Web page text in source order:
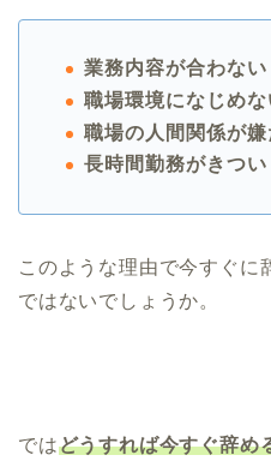
業務内容が合わない
職場環境になじめな
職場の人間関係が嫌
長時間勤務がきつい
このような理由で今すぐに
ではないでしょうか。
ではどうすれば今すぐ辞め